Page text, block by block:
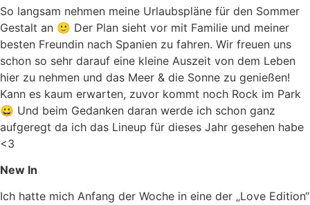
So langsam nehmen meine Urlaubspläne für den Sommer
Gestalt an 🙂 Der Plan sieht vor mit Familie und meiner
besten Freundin nach Spanien zu fahren. Wir freuen uns
schon so sehr darauf eine kleine Auszeit von dem Leben
hier zu nehmen und das Meer & die Sonne zu genießen!
Kann es kaum erwarten, zuvor kommt noch Rock im Park
😀 Und beim Gedanken daran werde ich schon ganz
aufgeregt da ich das Lineup für dieses Jahr gesehen habe
<3
New In
Ich hatte mich Anfang der Woche in eine der „Love Edition“